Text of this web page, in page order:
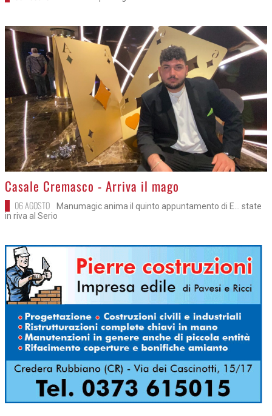
>
Casale Cremasco - Arriva il mago
06 AGOSTO
Manumagic anima il quinto appuntamento di E... state
in riva al Serio